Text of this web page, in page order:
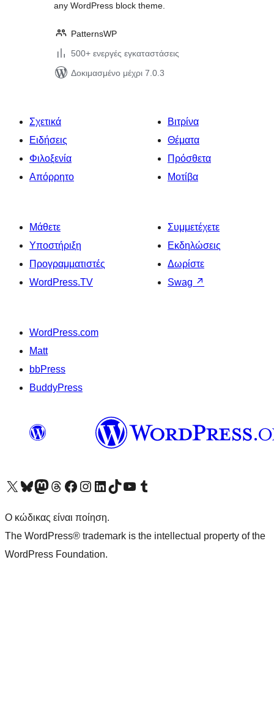
any WordPress block theme.
PatternsWP
500+ ενεργές εγκαταστάσεις
Δοκιμασμένο μέχρι 7.0.3
Σχετικά
Ειδήσεις
Φιλοξενία
Απόρρητο
Βιτρίνα
Θέματα
Πρόσθετα
Μοτίβα
Μάθετε
Υποστήριξη
Προγραμματιστές
WordPress.TV
Συμμετέχετε
Εκδηλώσεις
Δωρίστε
Swag ↗
WordPress.com
Matt
bbPress
BuddyPress
Visit our X (formerly Twitter) account
Visit our Bluesky account
Επισκεφθείτε τον λογαριασμό μας στο Mastodon
Visit our Threads account
Επισκεφτείτε τη σελίδα μας στο Facebook
Επισκεφθείτε τον λογαριασμό μας Instagram
Επισκεφθείτε τον λογαριασμό μας LinkedIn
Visit our TikTok account
Visit our YouTube channel
Visit our Tumblr account
Ο κώδικας είναι ποίηση.
The WordPress® trademark is the intellectual property of the
WordPress Foundation.